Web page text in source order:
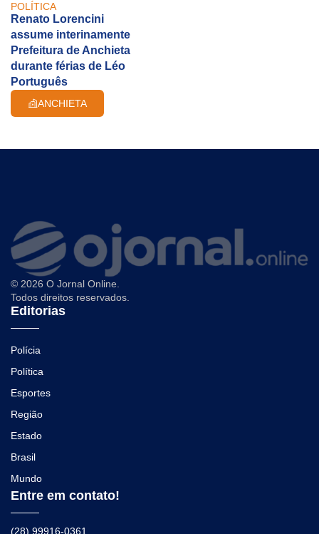
POLÍTICA
Renato Lorencini
assume interinamente
Prefeitura de Anchieta
durante férias de Léo
Português
ANCHIETA
© 2026 O Jornal Online.
Todos direitos reservados.
Editorias
Polícia
Política
Esportes
Região
Estado
Brasil
Mundo
Entre em contato!
(28) 99916-0361